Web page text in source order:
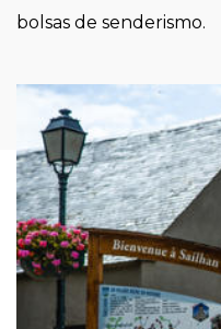
bolsas de senderismo.
Imagen